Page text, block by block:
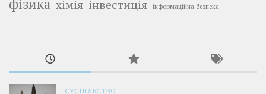
фізика хімія інвестиція інформаційна безпека
СУСПІЛЬСТВО